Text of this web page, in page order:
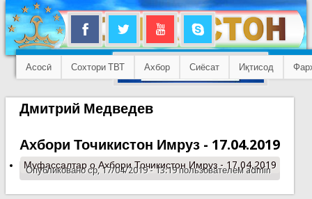
Асосӣ Сохтори ТВТ Ахбор Сиёсат Иқтисод
Дмитрий Медведев
Ахбори Точикистон Имруз - 17.04.2019
Опубликовано ср, 17/04/2019 - 13:19 пользователемadmin
Муфассалтаро Ахбори Точикистон Имруз - 17.04.2019